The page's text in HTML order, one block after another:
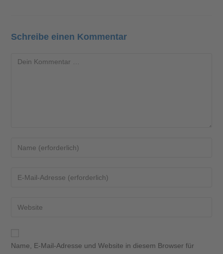
Schreibe einen Kommentar
Name, E-Mail-Adresse und Website in diesem Browser für